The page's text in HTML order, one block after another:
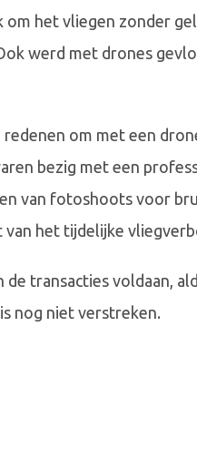
om het vliegen zonder
werd met drones
om met een
bezig met een
van fotoshoots voor
het tijdelijke
transacties voldaan,
nog niet verstreken.